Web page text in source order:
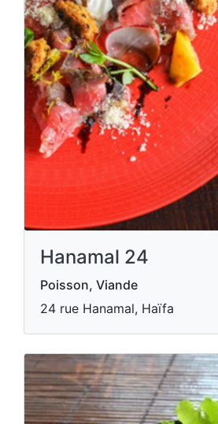
Hanamal 24
Poisson, Viande
24 rue Hanamal, Haïfa